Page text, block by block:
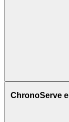
ChronoServe